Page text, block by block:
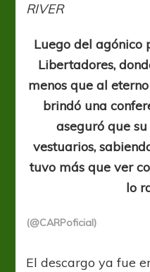
RIVER
Luego del agónico
Libertadores,
menos que al
brindó una
aseguró que
vestuarios,
tuvo más que ver
lo
(@CARPoficial)
El descargo ya fue